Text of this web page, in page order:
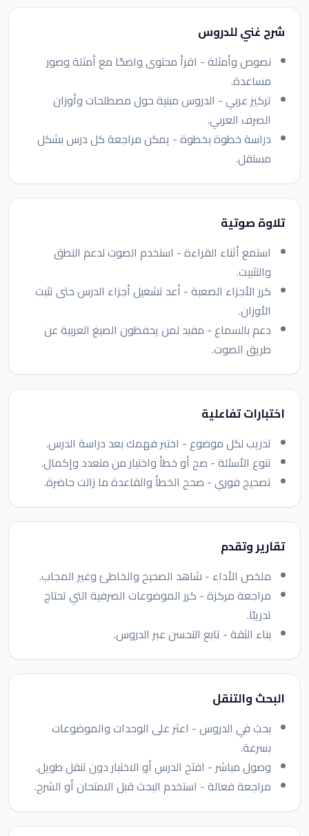
شرح غني للدروس
نصوص وأمثلة - اقرأ محتوى واضحًا مع أمثلة وصور
مساعدة.
تركيز عربي - الدروس مبنية حول مصطلحات وأوزان
الصرف العربي.
دراسة خطوة بخطوة - يمكن مراجعة كل درس بشكل
مستقل.
تلاوة صوتية
استمع أثناء القراءة - استخدم الصوت لدعم النطق
والتثبيت.
كرر الأجزاء الصعبة - أعد تشغيل أجزاء الدرس حتى تثبت
الأوزان.
دعم بالسماع - مفيد لمن يحفظون الصيغ العربية عن
طريق الصوت.
اختبارات تفاعلية
تدريب لكل موضوع - اختبر فهمك بعد دراسة الدرس.
تنوع الأسئلة - صح أو خطأ واختيار من متعدد وإكمال.
تصحيح فوري - صحح الخطأ والقاعدة ما زالت حاضرة.
تقارير وتقدم
ملخص الأداء - شاهد الصحيح والخاطئ وغير المجاب.
مراجعة مركزة - كرر الموضوعات الصرفية التي تحتاج
تدريبًا.
بناء الثقة - تابع التحسن عبر الدروس.
البحث والتنقل
بحث في الدروس - اعثر على الوحدات والموضوعات
بسرعة.
وصول مباشر - افتح الدرس أو الاختبار دون تنقل طويل.
مراجعة فعالة - استخدم البحث قبل الامتحان أو الشرح.